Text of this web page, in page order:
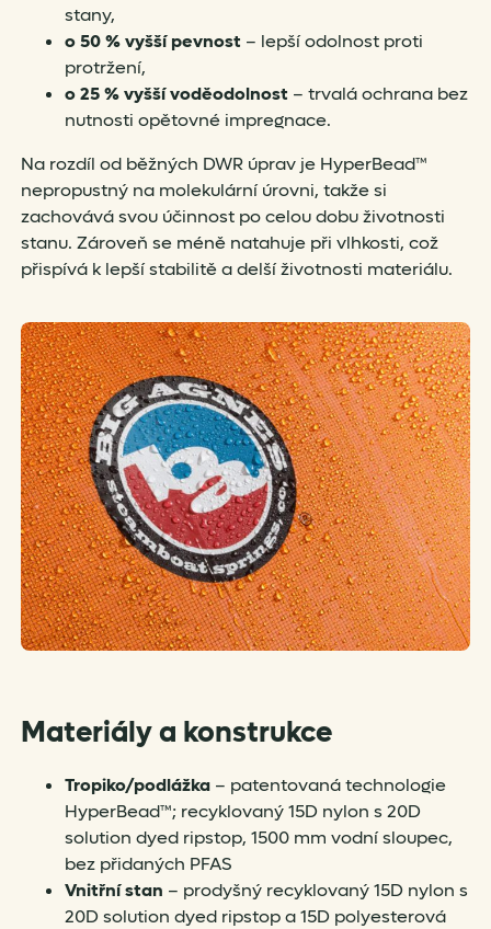
stany,
o 50 % vyšší pevnost – lepší odolnost proti
protržení,
o 25 % vyšší voděodolnost – trvalá ochrana bez
nutnosti opětovné impregnace.
Na rozdíl od běžných DWR úprav je HyperBead™
nepropustný na molekulární úrovni, takže si
zachovává svou účinnost po celou dobu životnosti
stanu. Zároveň se méně natahuje při vlhkosti, což
přispívá k lepší stabilitě a delší životnosti materiálu.
Materiály a konstrukce
Tropiko/podlážka – patentovaná technologie
HyperBead™; recyklovaný 15D nylon s 20D
solution dyed ripstop, 1500 mm vodní sloupec,
bez přidaných PFAS
Vnitřní stan – prodyšný recyklovaný 15D nylon s
20D solution dyed ripstop a 15D polyesterová